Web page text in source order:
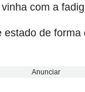
com a
de
Anunciar